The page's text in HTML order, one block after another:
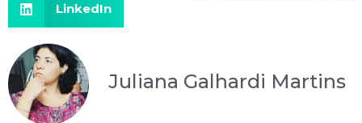
LinkedIn
Juliana Galhardi Martins